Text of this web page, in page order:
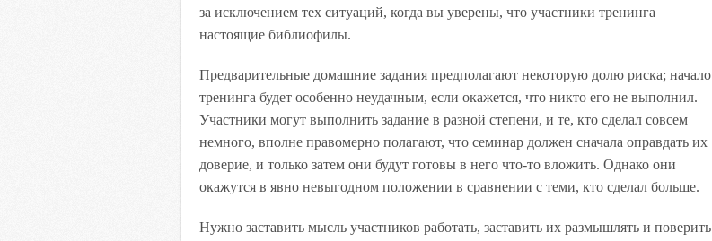
за исключением тех ситуаций, когда вы уверены, что участники тренинга
настоящие библиофилы.
Предварительные домашние задания предполагают некоторую долю риска; начало
тренинга будет особенно неудачным, если окажется, что никто его не выполнил.
Участники могут выполнить задание в разной степени, и те, кто сделал совсем
немного, вполне правомерно полагают, что семинар должен сначала оправдать их
доверие, и только затем они будут готовы в него что-то вложить. Однако они
окажутся в явно невыгодном положении в сравнении с теми, кто сделал больше.
Нужно заставить мысль участников работать, заставить их размышлять и поверить